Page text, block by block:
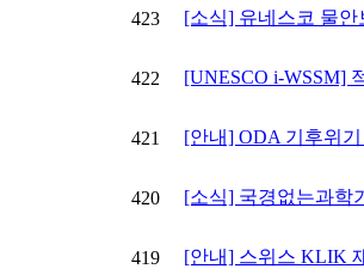
423 [소식] 유네스코 물
422 [UNESCO i-WSSM]
421 [안내] ODA 기후위
420 [소식] 국경없는과학
419 [안내] 스위스 KLIK